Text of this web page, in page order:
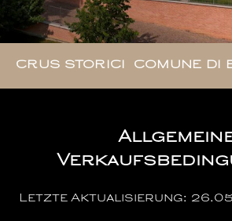
CRUS STORICI COMUNE DI
Letzte Aktualisierung: